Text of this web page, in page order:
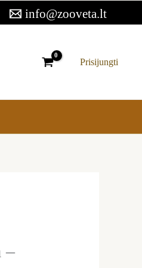
info@zooveta.lt
Prisijungti
–
through